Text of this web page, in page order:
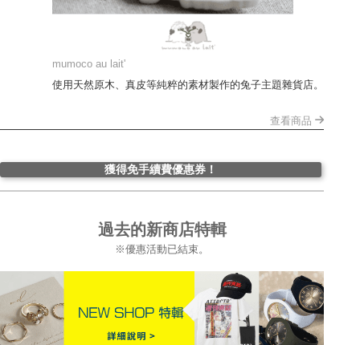
mumoco au lait'
使用天然原木、真皮等純粹的素材製作的兔子主題雜貨店。
查看商品
獲得免手續費優惠券！
過去的新商店特輯
※優惠活動已結束。